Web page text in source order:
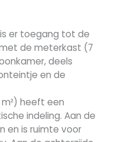
er toegang tot de
de meterkast (7
deels
en de
heeft een
indeling. Aan de
en is ruimte voor